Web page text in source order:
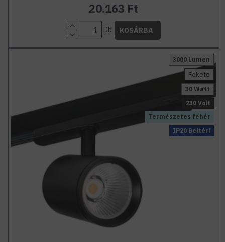
20.163 Ft
Db KOSÁRBA
Természetes fehér
3000 Lumen
IP20 Beltéri
Fekete
30 Watt
230 Volt